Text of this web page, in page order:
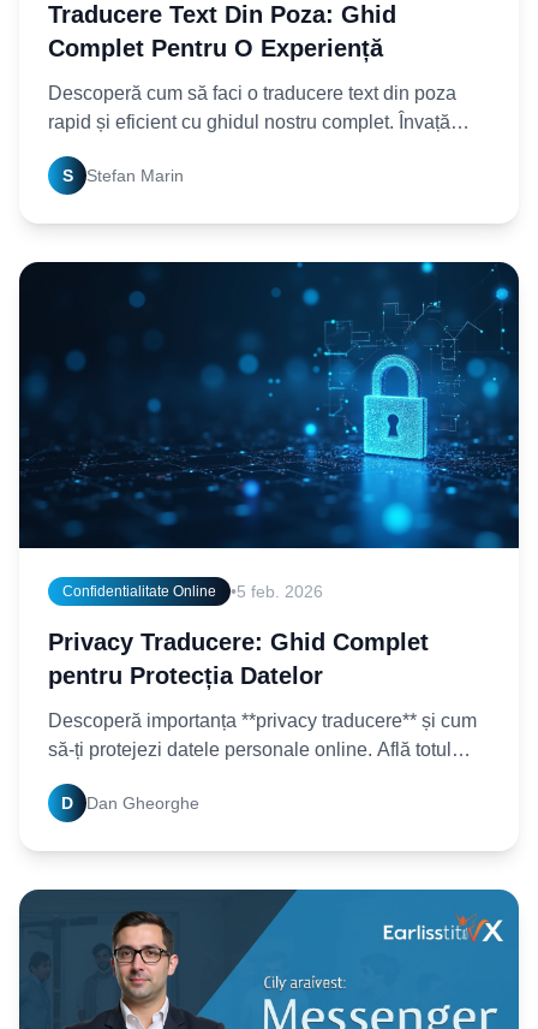
Traducere Text Din Poza: Ghid
Complet Pentru O Experiență
Descoperă cum să faci o traducere text din poza
rapid și eficient cu ghidul nostru complet. Învață
elimină
S Stefan Marin
Confidentialitate Online •5 feb. 2026
Privacy Traducere: Ghid Complet
pentru Protecția Datelor
Descoperă importanța **privacy traducere** și cum
să-ți protejezi datele personale online. Află totul
D Dan Gheorghe